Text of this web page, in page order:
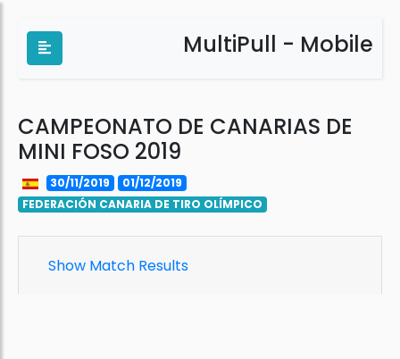
MultiPull - Mobile
CAMPEONATO DE CANARIAS DE
MINI FOSO 2019
30/11/2019
01/12/2019
FEDERACIÓN CANARIA DE TIRO OLÍMPICO
Show Match Results